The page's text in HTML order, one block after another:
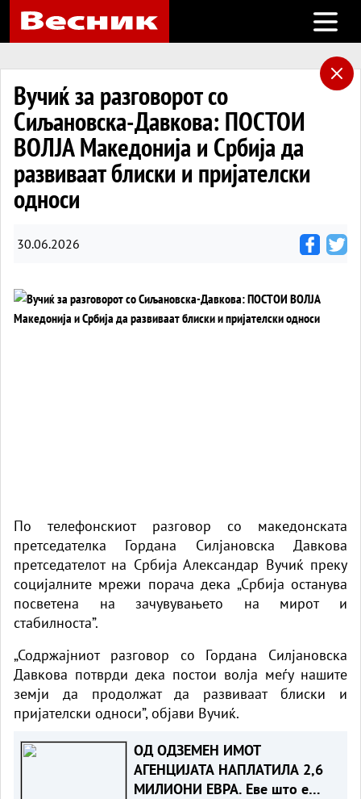
Open
Вучиќ за разговорот со
Сиљановска-Давкова: ПOСТОИ
ВОЛЈА Македонија и Србија да
развиваат блиски и пријателски
односи
30.06.2026
По телефонскиот разговор со македонската
претседателка Гордана Силјановска Давкова
претседателот на Србија Александар Вучиќ преку
социјалните мрежи порача дека „Србија останува
посветена на зачувувањето на мирот и
стабилноста”.
„Содржајниот разговор со Гордана Силјановска
Давкова потврди дека постои волја меѓу нашите
земји да продолжат да развиваат блиски и
пријателски односи”, објави Вучиќ.
ОД ОДЗЕМЕН ИМОТ
АГЕНЦИЈАТА НАПЛАТИЛА 2,6
МИЛИОНИ ЕВРА. Еве што е